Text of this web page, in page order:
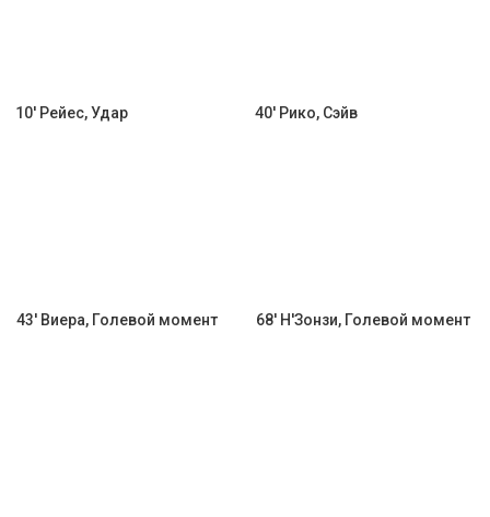
10' Рейес, Удар 40' Рико, Сэйв
43' Виера, Голевой момент 68' Н'Зонзи, Голевой момент